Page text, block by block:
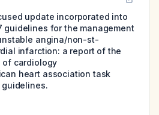
update incorporated into
guidelines for the management
angina/non-st-
infarction: a report of the
of cardiology
heart association task